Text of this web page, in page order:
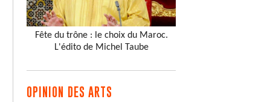
Fête du trône : le choix du Maroc.
L'édito de Michel Taube
OPINION DES ARTS